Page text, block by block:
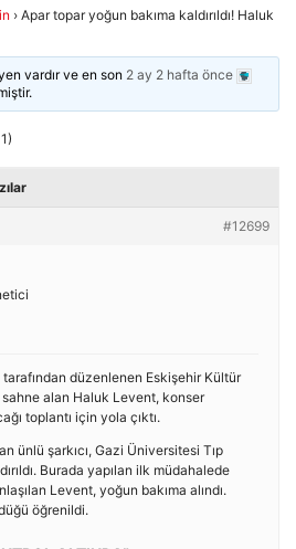
› Apar topar yoğun bakıma kaldırıldı! Haluk
vardır ve en son 2 ay 2 hafta önce
#12699
tarafından düzenlenen Eskişehir Kültür
alan Haluk Levent, konser
toplantı için yola çıktı.
ünlü şarkıcı, Gazi Üniversitesi Tıp
Burada yapılan ilk müdahalede
Levent, yoğun bakıma alındı.
öğrenildi.